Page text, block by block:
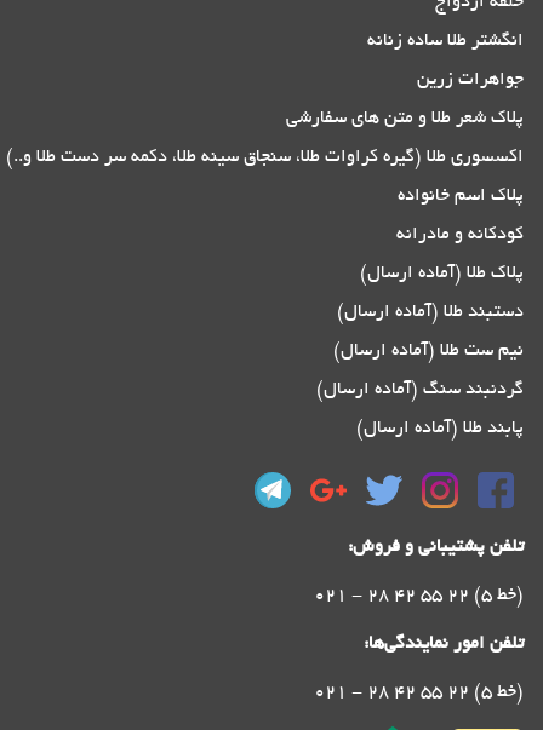
انگشتر طلا ساده زنانه
جواهرات زرین
پلاک شعر طلا و متن های سفارشی
اکسسوری طلا (گیره کراوات طلا، سنجاق سینه طلا، دکمه سر دست طلا و..)
پلاک اسم خانواده
کودکانه و مادرانه
پلاک طلا (آماده ارسال)
دستبند طلا (آماده ارسال)
نیم ست طلا (آماده ارسال)
گردنبند سنگ (آماده ارسال)
پابند طلا (آماده ارسال)
تلفن پشتیبانی و فروش:
021 - 28 42 55 22 (5 خط)
تلفن امور نمایندگی‌ها:
021 - 28 42 55 22 (5 خط)